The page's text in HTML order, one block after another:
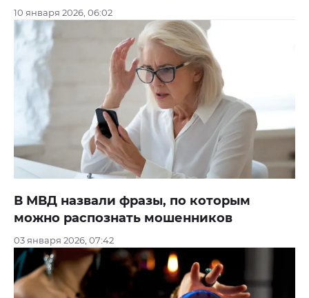
10 января 2026, 06:02
В МВД назвали фразы, по которым
можно распознать мошенников
03 января 2026, 07:42